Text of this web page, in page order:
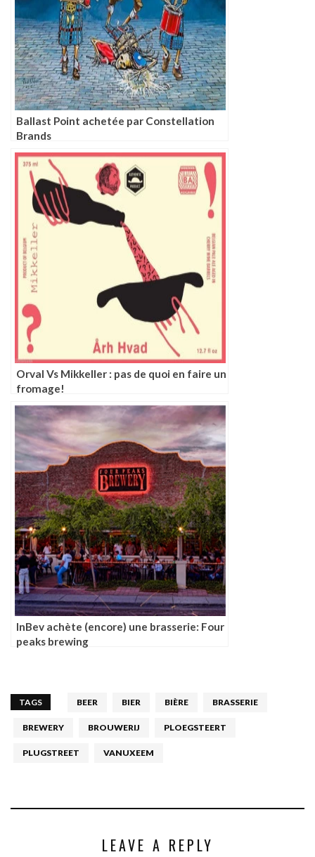
Ballast Point achetée par Constellation
Brands
Orval Vs Mikkeller : pas de quoi en faire un
fromage!
InBev achète (encore) une brasserie: Four
peaks brewing
TAGS BEER BIER BIÈRE BRASSERIE
BREWERY BROUWERIJ PLOEGSTEERT
PLUGSTREET VANUXEEM
LEAVE A REPLY